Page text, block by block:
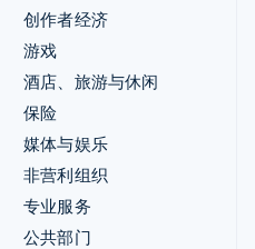
创作者经济
游戏
酒店、旅游与休闲
保险
媒体与娱乐
非营利组织
专业服务
公共部门